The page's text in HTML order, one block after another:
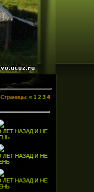
Страницы: « 1 2 3 4
НАЗАД И НЕ
НАЗАД И НЕ
НАЗАД И НЕ